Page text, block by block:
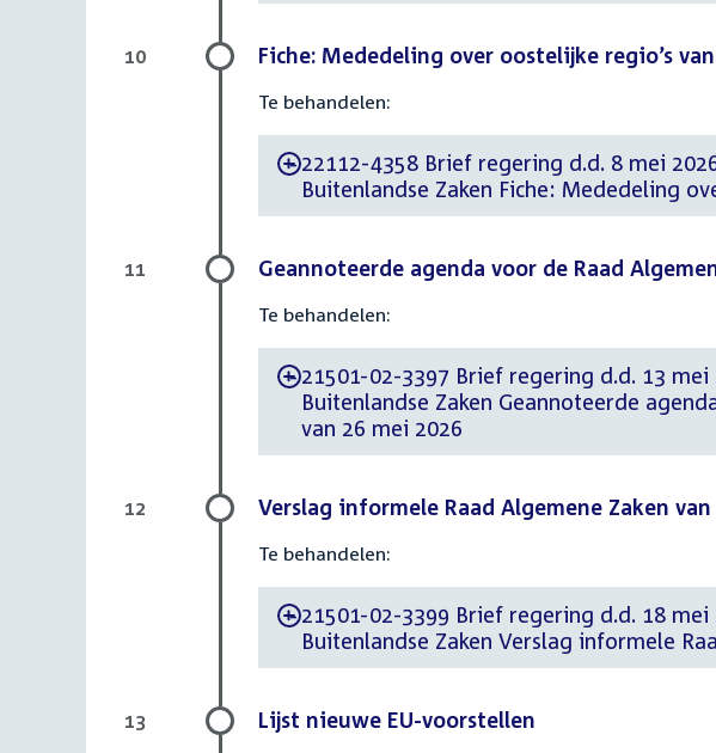
Fiche: Mededeling over oostelijke regio’s van
Te behandelen:
-22112-4358 Brief regering d.d. 8 mei
Buitenlandse Zaken Fiche: Mededeling
10
Geannoteerde agenda voor de Raad
Te behandelen:
-21501-02-3397 Brief regering d.d. 13 mei
Buitenlandse Zaken Geannoteerde
van 26 mei 2026
11
Verslag informele Raad Algemene Zaken
Te behandelen:
-21501-02-3399 Brief regering d.d. 18 mei
Buitenlandse Zaken Verslag informele
12
Lijst nieuwe EU-voorstellen
13